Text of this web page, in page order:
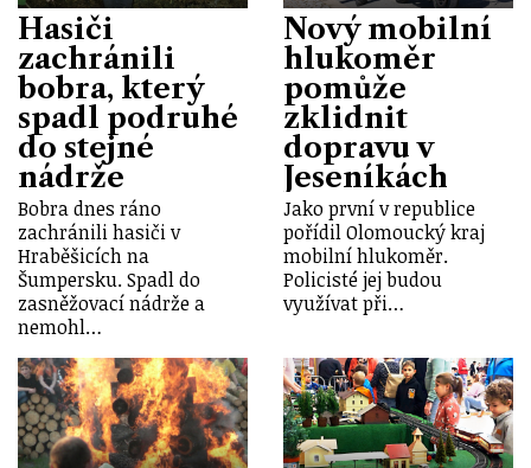
Hasiči
zachránili
bobra, který
spadl podruhé
do stejné
nádrže
Bobra dnes ráno
zachránili hasiči v
Hraběšicích na
Šumpersku. Spadl do
zasněžovací nádrže a
nemohl…
Nový mobilní
hlukoměr
pomůže
zklidnit
dopravu v
Jeseníkách
Jako první v republice
pořídil Olomoucký kraj
mobilní hlukoměr.
Policisté jej budou
využívat při…